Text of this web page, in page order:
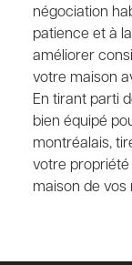
négociation
patience et à
améliorer
votre maison
En tirant parti
bien équipé
montréalais,
votre
maison de vos